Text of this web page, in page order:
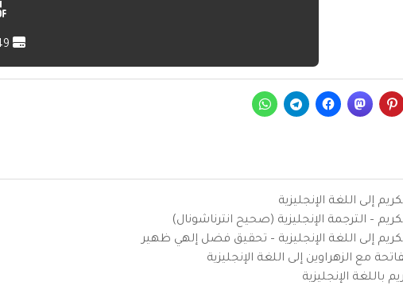
إلى اللغة الإنجليزية
– الترجمة الإنجليزية (صحيح انترناشونال)
إلى اللغة الإنجليزية – تحقيق فضل إلهي ظهير
مع الزهراوين إلى اللغة الإنجليزية
باللغة الإنجليزية